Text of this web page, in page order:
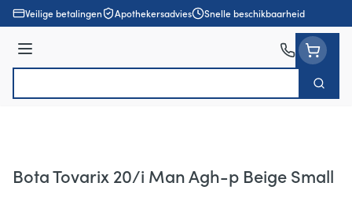
Ga naar de inhoud
Veilige betalingen Apothekersadvies Snelle beschikbaarheid
Menu
Zoek
Bota Tovarix 20/i Man Agh-p Beige Small